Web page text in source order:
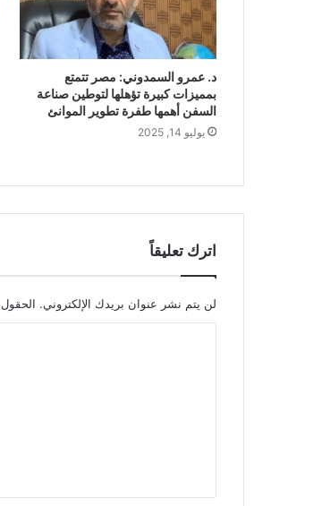
د. عمرو السمدوني: مصر تتمتع
بمميزات كبيرة تؤهلها لتوطين صناعة
السفن أهمها طفرة تطوير الموانئ
يوليو 14, 2025
اترك تعليقاً
لن يتم نشر عنوان بريدك الإلكتروني. الحقول
ق